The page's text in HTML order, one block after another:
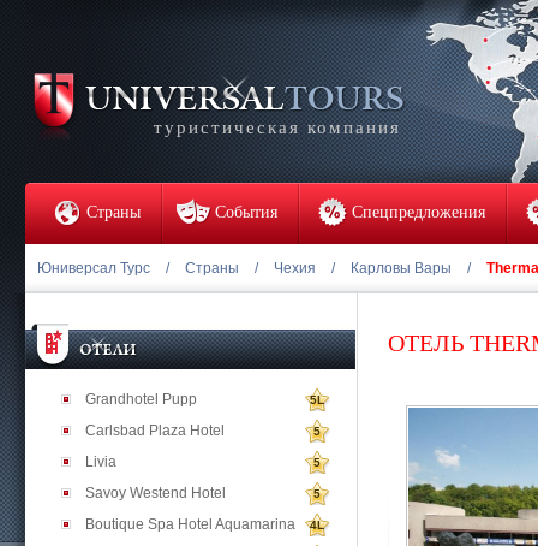
туристическая компания
Страны События Спецпредложения
Юниверсал Турс / Страны / Чехия / Карловы Вары /
Grandhotel Pupp 5L
Carlsbad Plaza Hotel 5
Livia 5
Savoy Westend Hotel 5
Boutique Spa Hotel Aquamarina 4L
ОТЕЛЬ